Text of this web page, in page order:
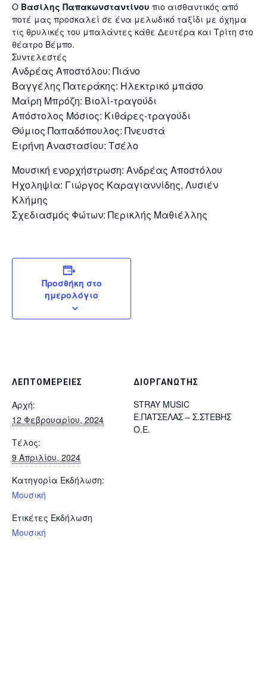
Ο Βασίλης Παπακωνσταντίνου πιο αισθαντικός από
ποτέ μας προσκαλεί σε ένα μελωδικό ταξίδι με όχημα
τις θρυλικές του μπαλάντες κάθε Δευτέρα και Τρίτη στο
θέατρο Βέμπο.
Συντελεστές
Ανδρέας Αποστόλου: Πιάνο
Βαγγέλης Πατεράκης: Ηλεκτρικό μπάσο
Μαίρη Μπρόζη: Βιολί-τραγούδι
Απόστολος Μόσιος: Κιθάρες-τραγούδι
Θύμιος Παπαδόπουλος: Πνευστά
Ειρήνη Αναστασίου: Τσέλο
Μουσική ενορχήστρωση: Ανδρέας Αποστόλου
Ηχοληψία: Γιώργος Καραγιαννίδης, Λυσιέν
Κλήμης
Σχεδιασμός Φώτων: Περικλής Μαθιέλλης
Προσθήκη στο
ημερολόγιο
ΛΕΠΤΟΜΈΡΕΙΕΣ
Αρχή:
12 Φεβρουαρίου, 2024
Τέλος:
9 Απριλίου, 2024
Κατηγορία Εκδήλωση:
Μουσική
Ετικέτες Εκδήλωση
Μουσική
ΔΙΟΡΓΑΝΩΤΉΣ
STRAY MUSIC
Ε.ΠΑΤΣΕΛΑΣ – Σ.ΣΤΕΒΗΣ
Ο.Ε.